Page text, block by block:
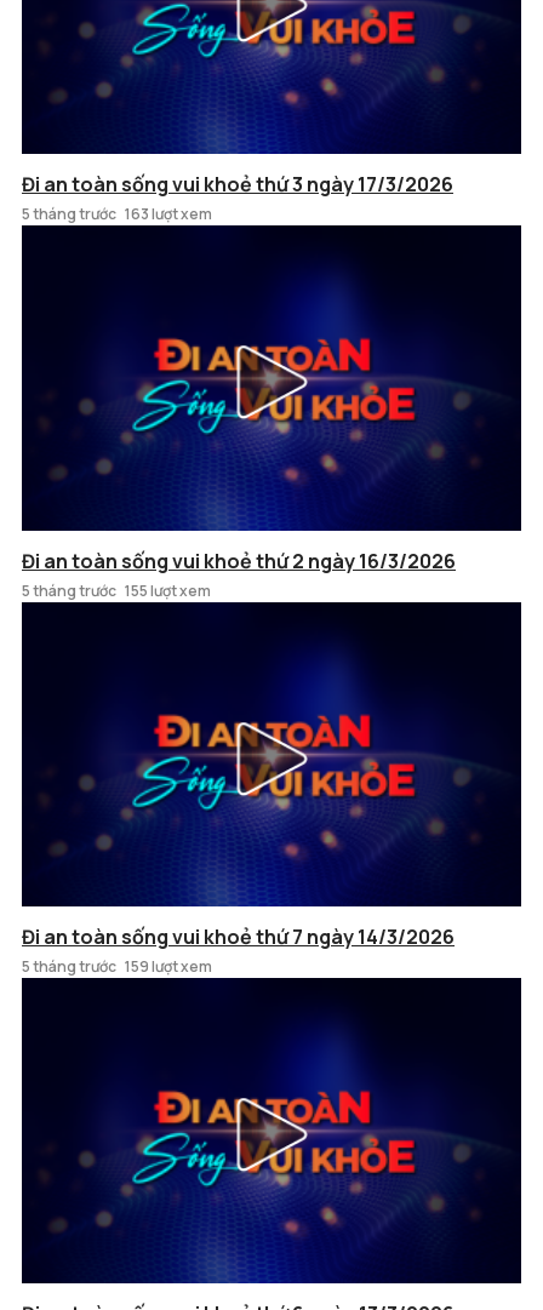
Đi an toàn sống vui khoẻ thứ 3 ngày 17/3/2026
5 tháng trước 163 lượt xem
Đi an toàn sống vui khoẻ thứ 2 ngày 16/3/2026
5 tháng trước 155 lượt xem
Đi an toàn sống vui khoẻ thứ 7 ngày 14/3/2026
5 tháng trước 159 lượt xem